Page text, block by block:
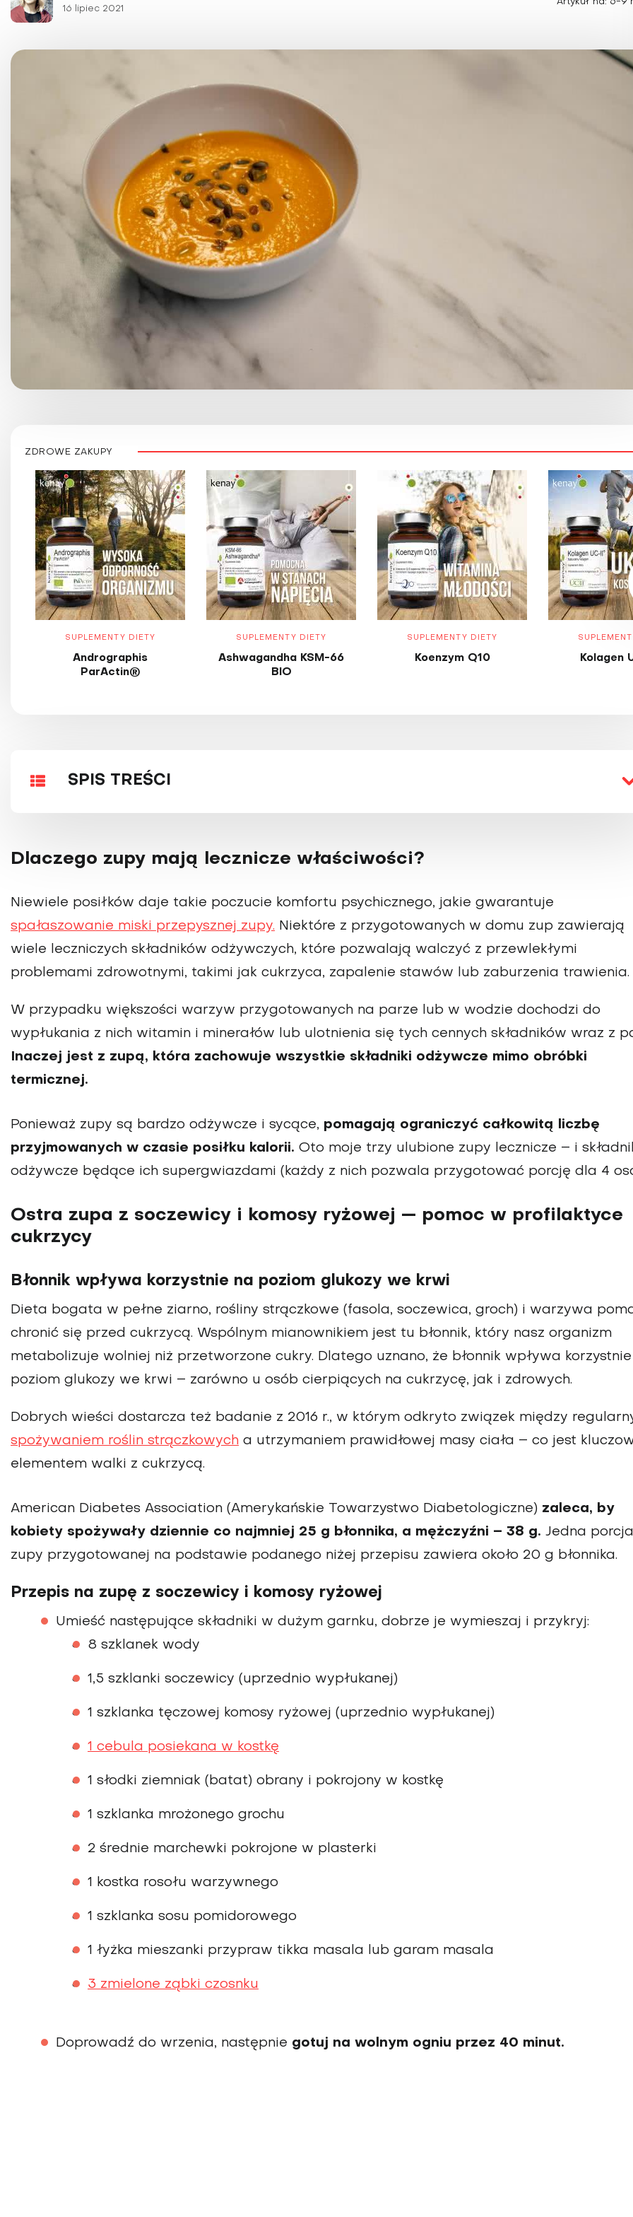
Nowotwory
16 lipiec 2021
ZDROWE ZAKUPY
SUPLEMENTY DIETY
Andrographis
ParActin®
SUPLEMENTY DIETY
Ashwagandha KSM-66
BIO
SUPLEMENTY DIETY
Koenzym Q10 Kolagen
SPIS TREŚCI
Dlaczego zupy mają lecznicze właściwości?
Niewiele posiłków daje takie poczucie komfortu psychicznego, jakie gwarantuje
spałaszowanie miski przepysznej zupy. Niektóre z przygotowanych w domu zup zawierają
wiele leczniczych składników odżywczych, które pozwalają walczyć z przewlekłymi
problemami zdrowotnymi, takimi jak cukrzyca, zapalenie stawów lub zaburzenia trawienia.
W przypadku większości warzyw przygotowanych na parze lub w wodzie dochodzi do
wypłukania z nich witamin i minerałów lub ulotnienia się tych cennych składników wraz z
Inaczej jest z zupą, która zachowuje wszystkie składniki odżywcze mimo obróbki
termicznej.
Ponieważ zupy są bardzo odżywcze i sycące, pomagają ograniczyć całkowitą liczbę
przyjmowanych w czasie posiłku kalorii. Oto moje trzy ulubione zupy lecznicze – i
odżywcze będące ich supergwiazdami (każdy z nich pozwala przygotować porcję dla 4
Ostra zupa z soczewicy i komosy ryżowej — pomoc w profilaktyce
cukrzycy
Błonnik wpływa korzystnie na poziom glukozy we krwi
Dieta bogata w pełne ziarno, rośliny strączkowe (fasola, soczewica, groch) i warzywa
chronić się przed cukrzycą. Wspólnym mianownikiem jest tu błonnik, który nasz organizm
metabolizuje wolniej niż przetworzone cukry. Dlatego uznano, że błonnik wpływa
poziom glukozy we krwi – zarówno u osób cierpiących na cukrzycę, jak i zdrowych.
Dobrych wieści dostarcza też badanie z 2016 r., w którym odkryto związek między
spożywaniem roślin strączkowych a utrzymaniem prawidłowej masy ciała – co jest
elementem walki z cukrzycą.
American Diabetes Association (Amerykańskie Towarzystwo Diabetologiczne) zaleca, by
kobiety spożywały dziennie co najmniej 25 g błonnika, a mężczyźni – 38 g. Jedna porcja
zupy przygotowanej na podstawie podanego niżej przepisu zawiera około 20 g błonnika.
Przepis na zupę z soczewicy i komosy ryżowej
Umieść następujące składniki w dużym garnku, dobrze je wymieszaj i przykryj:
8 szklanek wody
1,5 szklanki soczewicy (uprzednio wypłukanej)
1 szklanka tęczowej komosy ryżowej (uprzednio wypłukanej)
1 cebula posiekana w kostkę
1 słodki ziemniak (batat) obrany i pokrojony w kostkę
1 szklanka mrożonego grochu
2 średnie marchewki pokrojone w plasterki
1 kostka rosołu warzywnego
1 szklanka sosu pomidorowego
1 łyżka mieszanki przypraw tikka masala lub garam masala
3 zmielone ząbki czosnku
Doprowadź do wrzenia, następnie gotuj na wolnym ogniu przez 40 minut.